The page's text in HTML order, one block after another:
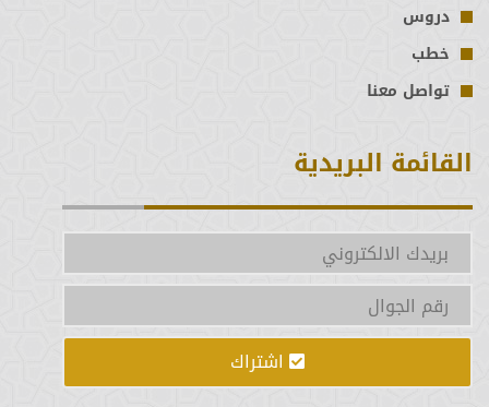
دروس
خطب
تواصل معنا
القائمة البريدية
اشتراك